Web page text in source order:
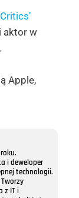
Critics’
aktor w
Apple,
i deweloper
technologii.
z IT i